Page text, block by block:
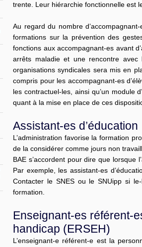
trente. Leur hiérarchie fonctionnelle est
Au regard du nombre
formations sur la prévention des
fonctions aux accompagnant-es avant
arrêts maladie et une rencontre
organisations syndicales sera mis en
compris pour les accompagnant-es
les contractuel-les, ainsi qu’un module
quant à la mise en place de ces
Assistant-es d’éducation
L’administration favorise la formation
de la considérer comme jours non
BAE s’accordent pour dire que lorsque
Par exemple, les assistant-es
Contacter le SNES ou le SNUipp si
formation.
Enseignant-es référent-
handicap (ERSEH)
L’enseignant-e référent-e est la